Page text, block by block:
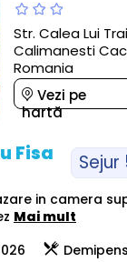
Str. Calea Lui
Calimanesti
Romania
Vezi pe
hartă
Fisa
in camera
Mai mult